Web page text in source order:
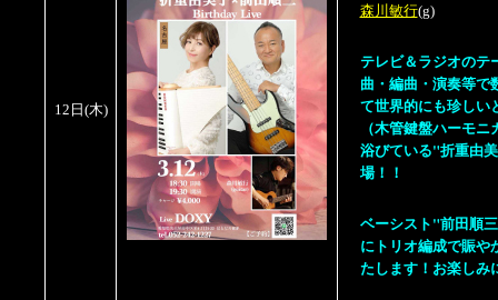
12日(木)
森川敏行(g)
テレビ＆ラジオのテ
曲・編曲・演奏等で
て世界的にも珍しい
（木管鍵盤ハーモ
浴びている"折重由
場！！
ベーシスト"前田順
にトリオ編成で賑や
たします！お楽しみ